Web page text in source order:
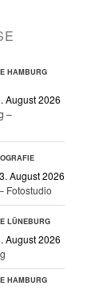
HAMBURG
August 2026
–
August 2026
Fotostudio
LÜNEBURG
August 2026
HAMBURG